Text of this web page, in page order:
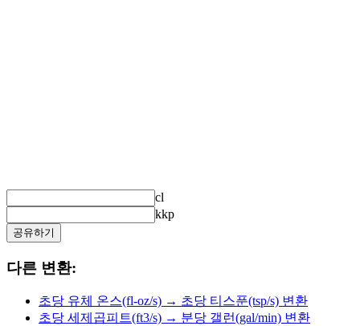
cl
kkp
공유하기
다른 변환:
초당 유체 온스(fl-oz/s) → 초당 티스푼(tsp/s) 변환
초당 세제곱피트(ft3/s) → 분당 갤런(gal/min) 변환